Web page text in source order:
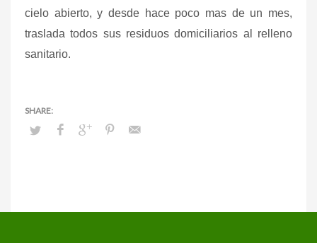
cielo abierto, y desde hace poco mas de un mes,
traslada todos sus residuos domiciliarios al relleno
sanitario.